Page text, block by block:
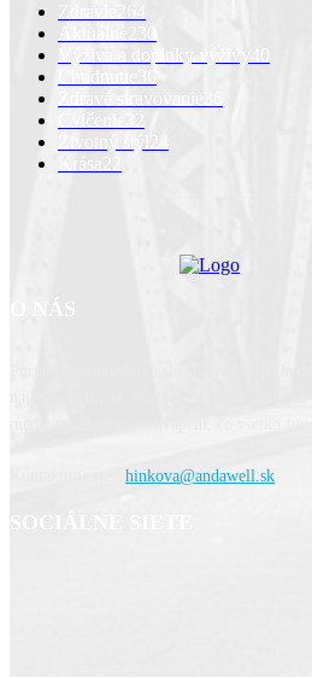
Zdravie
264
Aktuálne 230
Výživa a doplnky výživy
36
Zdravé stravovanie
Cvičenie
Životný štýl
Krása
O NÁS
hinkova@andawell.sk